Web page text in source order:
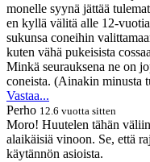
monelle syynä jättää
en kyllä välitä alle 12-
sukunsa coneihin
kuten vähä pukeisista
Minkä seurauksena ne on
coneista. (Ainakin minusta
Vastaa...
Perho 12.6 vuotta sitten
Moro! Huutelen tähän
alaikäisiä vinoon. Se, että
käytännön asioista.